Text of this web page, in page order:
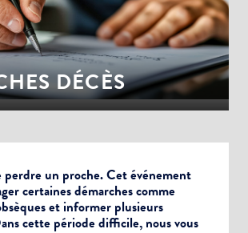
DÉCÈS
perdre un proche. Cet événement
certaines démarches comme
et informer plusieurs
cette période difficile, nous vous